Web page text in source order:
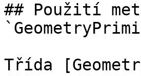
## Použití
Třída